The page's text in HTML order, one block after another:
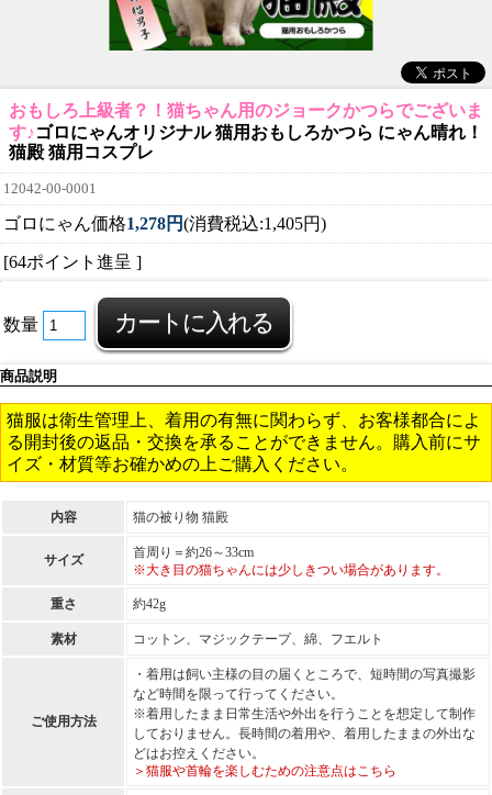
おもしろ上級者？！猫ちゃん用のジョークかつらでございま
す♪ゴロにゃんオリジナル 猫用おもしろかつら にゃん晴れ！
猫殿 猫用コスプレ
12042-00-0001
ゴロにゃん価格1,278円(消費税込:1,405円)
[64ポイント進呈 ]
数量
商品説明
猫服は衛生管理上、着用の有無に関わらず、お客様都合によ
る開封後の返品・交換を承ることができません。購入前にサ
イズ・材質等お確かめの上ご購入ください。
内容 猫の被り物 猫殿
サイズ
首周り＝約26～33cm
※大き目の猫ちゃんには少しきつい場合があります。
重さ 約42g
素材 コットン、マジックテープ、綿、フエルト
ご使用方法
・着用は飼い主様の目の届くところで、短時間の写真撮影
など時間を限って行ってください。
※着用したまま日常生活や外出を行うことを想定して制作
しておりません。長時間の着用や、着用したままの外出な
どはお控えください。
＞猫服や首輪を楽しむための注意点はこちら